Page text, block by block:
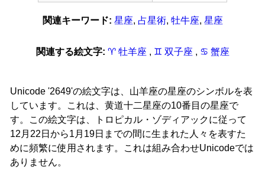
関連キーワード: 星座, 占星術, 牡牛座, 星座
関連する絵文字: ♈ 牡羊座 , ♊ 双子座 , ♋ 蟹座
Unicode '2649'の絵文字は、山羊座の星座のシンボルを表
しています。これは、黄道十二星座の10番目の星座で
す。この絵文字は、トロピカル・ゾディアックに従って
12月22日から1月19日までの間に生まれた人々を表すた
めに頻繁に使用されます。これは組み合わせUnicodeでは
ありません。